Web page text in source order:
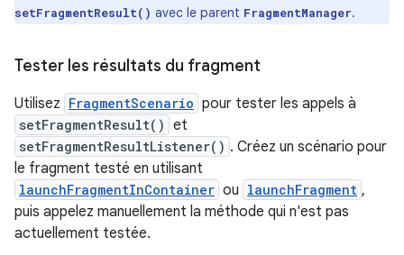
setFragmentResult() avec le parent FragmentManager.
Tester les résultats du fragment
Utilisez FragmentScenario pour tester les appels à
setFragmentResult() et
setFragmentResultListener() . Créez un scénario pour
le fragment testé en utilisant
launchFragmentInContainer ou launchFragment ,
puis appelez manuellement la méthode qui n'est pas
actuellement testée.